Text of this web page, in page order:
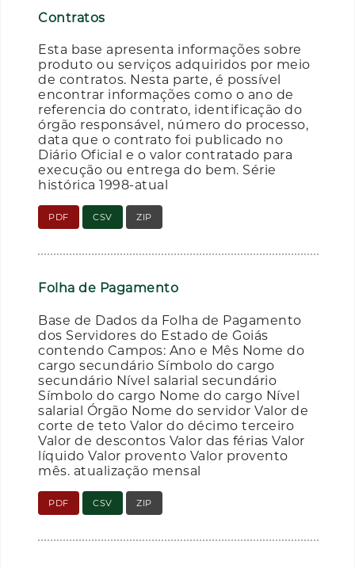
Contratos
Esta base apresenta informações sobre
produto ou serviços adquiridos por meio
de contratos. Nesta parte, é possível
encontrar informações como o ano de
referencia do contrato, identificação do
órgão responsável, número do processo,
data que o contrato foi publicado no
Diário Oficial e o valor contratado para
execução ou entrega do bem. Série
histórica 1998-atual
PDF CSV ZIP
Folha de Pagamento
Base de Dados da Folha de Pagamento
dos Servidores do Estado de Goiás
contendo Campos: Ano e Mês Nome do
cargo secundário Símbolo do cargo
secundário Nível salarial secundário
Símbolo do cargo Nome do cargo Nível
salarial Órgão Nome do servidor Valor de
corte de teto Valor do décimo terceiro
Valor de descontos Valor das férias Valor
líquido Valor provento Valor provento
mês. atualização mensal
PDF CSV ZIP